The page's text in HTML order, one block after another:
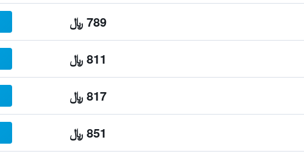
789 ﷼
811 ﷼
817 ﷼
851 ﷼